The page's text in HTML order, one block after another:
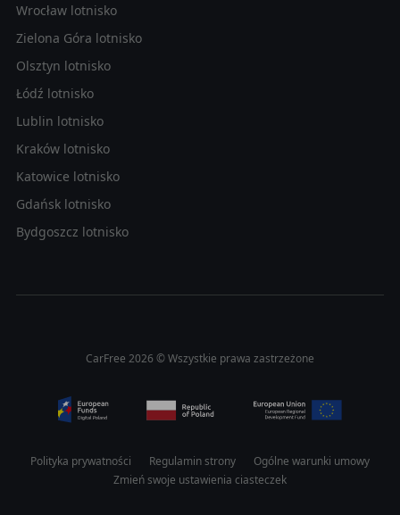
Wrocław lotnisko
Zielona Góra lotnisko
Olsztyn lotnisko
Łódź lotnisko
Lublin lotnisko
Kraków lotnisko
Katowice lotnisko
Gdańsk lotnisko
Bydgoszcz lotnisko
CarFree 2026 © Wszystkie prawa zastrzeżone
Polityka prywatności Regulamin strony
Ogólne warunki umowy
Zmień swoje ustawienia ciasteczek